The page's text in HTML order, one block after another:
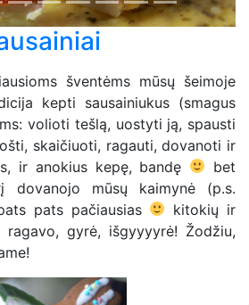
šventėms mūsų šeimoje
kepti sausainiukus (smagus
volioti tešlą, uostyti ją, spausti
skaičiuoti, ragauti, dovanoti ir
ir anokius kepę, bandę
bet
dovanojo mūsų kaimynė (p.s.
pats pačiausias
kitokių ir
ragavo, gyrė, išgyyyyrė! Žodžiu,